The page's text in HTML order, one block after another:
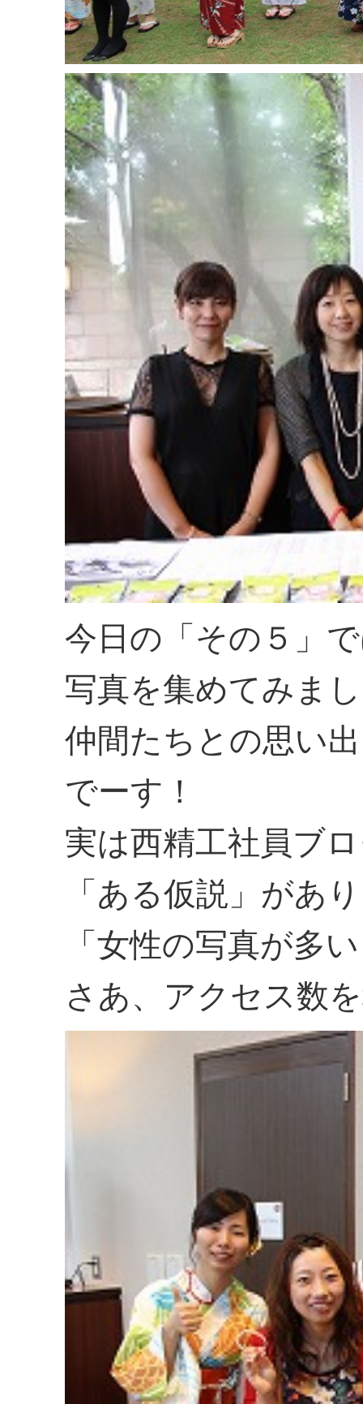
今日の「その５」
写真を集めてみま
仲間たちとの思い
でーす！
実は西精工社員ブ
「ある仮説」があ
「女性の写真が多
さあ、アクセス数